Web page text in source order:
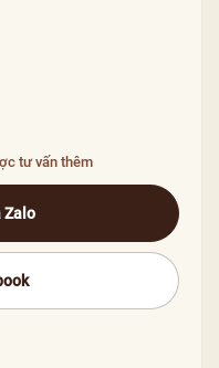
tư vấn thêm
Zalo